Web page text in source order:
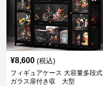
¥8,600 (税込)
フィギュアケース 大容量多段式
ガラス扉付き収 大型